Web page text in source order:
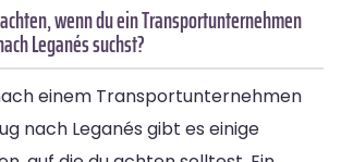
wenn du ein Transportunternehmen
Leganés suchst?
einem Transportunternehmen
nach Leganés gibt es einige